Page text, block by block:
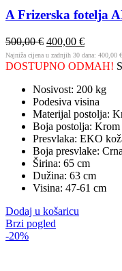
A Frizerska fotelja
500,00€ 400,00 €
Najniža cijena u zadnjih 30 dana: 400,00 €
DOSTUPNO ODMAH!
Nosivost: 200 kg
Podesiva visina
Materijal postolja:
Boja postolja: Krom
Presvlaka: EKO
Boja presvlake: Crna
Širina: 65 cm
Dužina: 63 cm
Visina: 47-61 cm
Dodaj u košaricu
Brzi pogled
-20%